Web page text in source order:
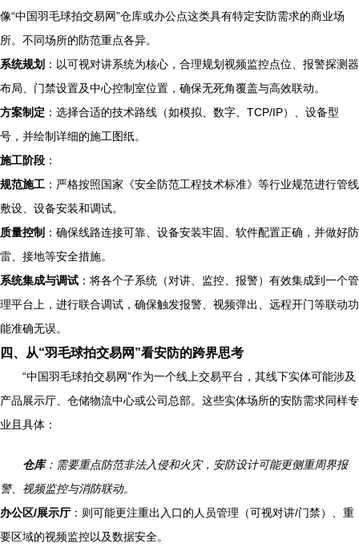
像“中国羽毛球拍交易网”仓库或办公点这类具有特定安防需求的商业场
所。不同场所的防范重点各异。
系统规划 ：以可视对讲系统为核心，合理规划视频监控点位、报警探测器
布局、门禁设置及中心控制室位置，确保无死角覆盖与高效联动。
方案制定 ：选择合适的技术路线（如模拟、数字、TCP/IP）、设备型
号，并绘制详细的施工图纸。
施工阶段 ：
规范施工 ：严格按照国家《安全防范工程技术标准》等行业规范进行管线
敷设、设备安装和调试。
质量控制 ：确保线路连接可靠、设备安装牢固、软件配置正确，并做好防
雷、接地等安全措施。
系统集成与调试 ：将各个子系统（对讲、监控、报警）有效集成到一个管
理平台上，进行联合调试，确保触发报警、视频弹出、远程开门等联动功
能准确无误。
四、从“羽毛球拍交易网”看安防的跨界思考
“中国羽毛球拍交易网”作为一个线上交易平台，其线下实体可能涉及
产品展示厅、仓储物流中心或公司总部。这些实体场所的安防需求同样专
业且具体：
仓库：需要重点防范非法入侵和火灾，安防设计可能更侧重周界报
警、视频监控与消防联动。
办公区/展示厅 ：则可能更注重出入口的人员管理（可视对讲/门禁）、重
要区域的视频监控以及数据安全。